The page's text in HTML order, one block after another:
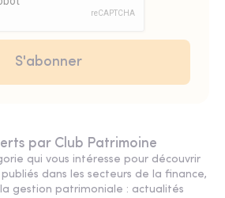
par Club Patrimoine
qui vous intéresse pour découvrir
dans les secteurs de la finance,
gestion patrimoniale : actualités